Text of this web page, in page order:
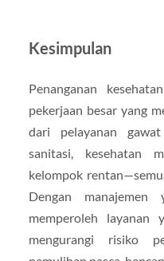
Kesimpulan
Penanganan
pekerjaan besar yang
dari pelayanan
sanitasi, kesehatan
kelompok
Dengan
memperoleh layanan
mengurangi risiko